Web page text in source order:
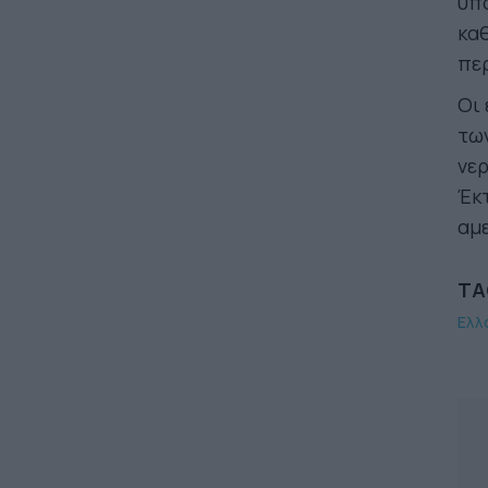
Οι